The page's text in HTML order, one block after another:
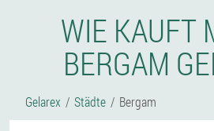
WIE KAUFT
BERGAM
Gelarex Städte Bergam